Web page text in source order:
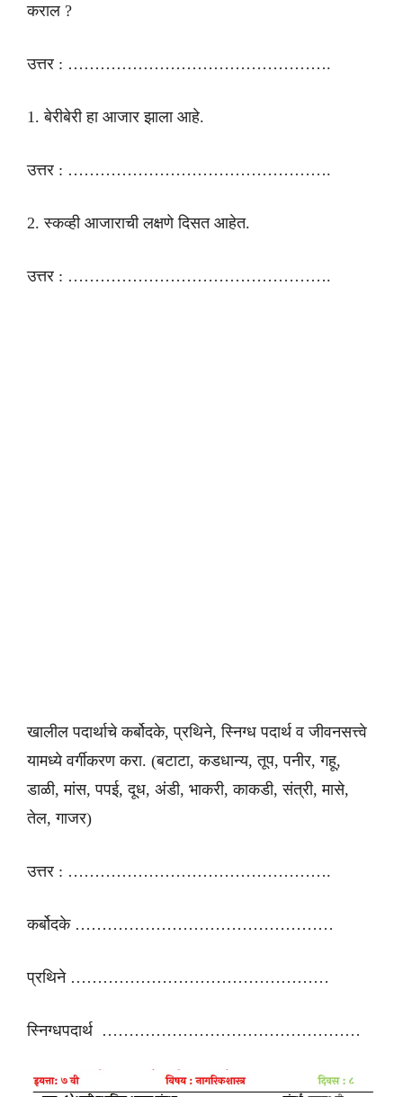
कराल ?
उत्तर : ………………………………………….
1. बेरीबेरी हा आजार झाला आहे.
उत्तर : ………………………………………….
2. स्कव्ही आजाराची लक्षणे दिसत आहेत.
उत्तर : ………………………………………….
खालील पदार्थाचे कर्बोदके, प्रथिने, स्निग्ध पदार्थ व जीवनसत्त्वे
यामध्ये वर्गीकरण करा. (बटाटा, कडधान्य, तूप, पनीर, गहू,
डाळी, मांस, पपई, दूध, अंडी, भाकरी, काकडी, संत्री, मासे,
तेल, गाजर)
उत्तर : ………………………………………….
कर्बोदके …………………………………………
प्रथिने …………………………………………
स्निग्धपदार्थ …………………………………………